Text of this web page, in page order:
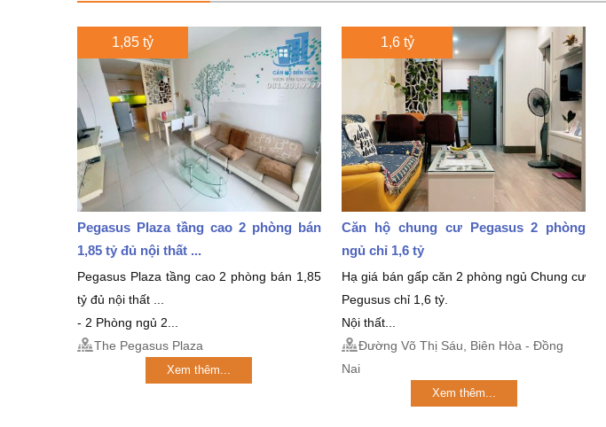
1,85 tỷ
Pegasus Plaza tầng cao 2 phòng bán
1,85 tỷ đủ nội thất ...
Pegasus Plaza tầng cao 2 phòng bán 1,85
tỷ đủ nội thất ...
- 2 Phòng ngủ 2...
The Pegasus Plaza
Xem thêm...
1,6 tỷ
Căn hộ chung cư Pegasus 2 phòng
ngủ chỉ 1,6 tỷ
Hạ giá bán gấp căn 2 phòng ngủ Chung cư
Pegusus chỉ 1,6 tỷ.
Nội thất...
Đường Võ Thị Sáu, Biên Hòa - Đồng
Nai
Xem thêm...